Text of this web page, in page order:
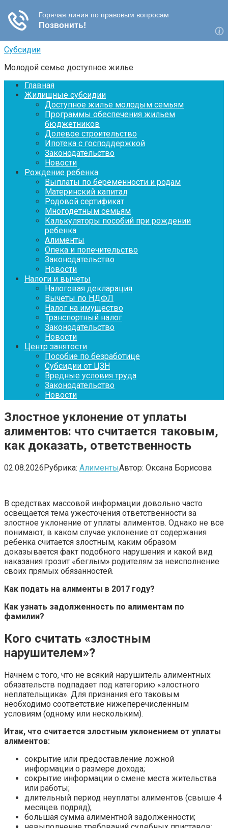
Перейти
контенту
Субсидии
Молодой семье доступное жилье
Главная
Жилищные субсидии
Доступное жилье молодым семьям
Программы обеспечения жильем
бюджетников
Долевое строительство
Ипотека с господдержкой
Законодательство
Новости
Рождение ребенка
Выплаты по беременности и родам
Материнский капитал
Родовой сертификат
Многодетным семьям
Калькуляторы пособий при рождении
ребенка
Алименты
Опека и попечительство
Законодательство
Новости
Налоги и вычеты
Налоговая декларация
Вычеты по НДФЛ
Налог на имущество
Транспортный налог
Законодательство
Новости
Центр занятости
Пособие по безработице
Субсидии от ЦЗН
Вредные условия труда
Законодательство
Новости
Злостное уклонение от уплаты
алиментов: что считается таковым,
как доказать, ответственность
02.08.2026Рубрика: АлиментыАвтор: Оксана Борисова
В средствах массовой информации довольно часто
освещается тема ужесточения ответственности за
злостное уклонение от уплаты алиментов. Однако не все
понимают, в каком случае уклонение от содержания
ребенка считается злостным, каким образом
доказывается факт подобного нарушения и какой вид
наказания грозит «беглым» родителям за неисполнение
своих прямых обязанностей.
Как подать на алименты в 2017 году?
Как узнать задолженность по алиментам по
фамилии?
Кого считать «злостным
нарушителем»?
Начнем с того, что не всякий нарушитель алиментных
обязательств подпадает под категорию «злостного
неплательщика». Для признания его таковым
необходимо соответствие нижеперечисленным
условиям (одному или нескольким).
Итак, что считается злостным уклонением от уплаты
алиментов:
сокрытие или предоставление ложной
информации о размере дохода;
сокрытие информации о смене места жительства
или работы;
длительный период неуплаты алиментов (свыше 4
месяцев подряд);
большая сумма алиментной задолженности;